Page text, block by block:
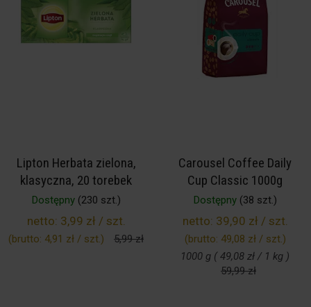
Lipton Herbata zielona,
klasyczna, 20 torebek
Dostępny(230 szt.)
netto: 3,99 zł / szt.
(brutto: 4,91 zł / szt.) 5,99 zł
Carousel Coffee Daily
Cup Classic 1000g
Dostępny(38 szt.)
netto: 39,90 zł / szt.
(brutto: 49,08 zł / szt.)
1000 g ( 49,08 zł / 1 kg )
59,99 zł